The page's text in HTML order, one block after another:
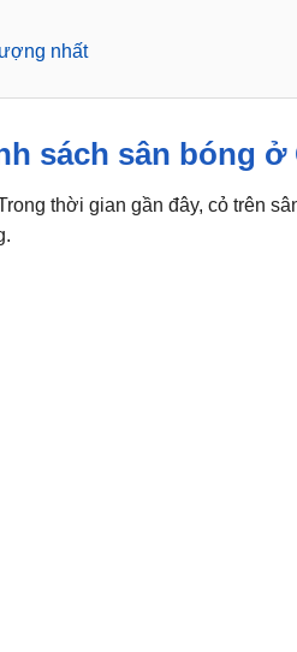
nhất
sách sân bóng ở
thời gian gần đây, cỏ trên